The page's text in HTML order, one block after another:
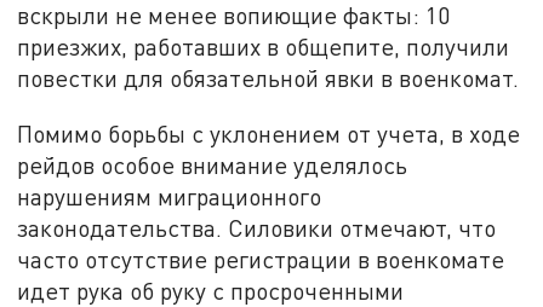
вскрыли не менее вопиющие факты: 10
приезжих, работавших в общепите, получили
повестки для обязательной явки в военкомат.
Помимо борьбы с уклонением от учета, в ходе
рейдов особое внимание уделялось
нарушениям миграционного
законодательства. Силовики отмечают, что
часто отсутствие регистрации в военкомате
идет рука об руку с просроченными